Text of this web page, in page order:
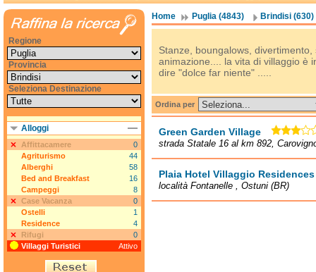
Home Puglia (4843) Brindisi (630)
Stanze, boungalows,
animazione.... la vita di villaggio è
dire "dolce far niente" .....
Ordina per
Green Garden Village
strada Statale 16 al km 892,
Plaia Hotel Villaggio Residences
località Fontanelle , Ostuni (BR)
Regione
Provincia
Seleziona Destinazione
Alloggi
Affittacamere
0
Agriturismo
44
Alberghi
58
Bed and Breakfast
16
Campeggi
8
Case Vacanza
0
Ostelli
1
Residence
4
Rifugi
0
Villaggi Turistici
Attivo